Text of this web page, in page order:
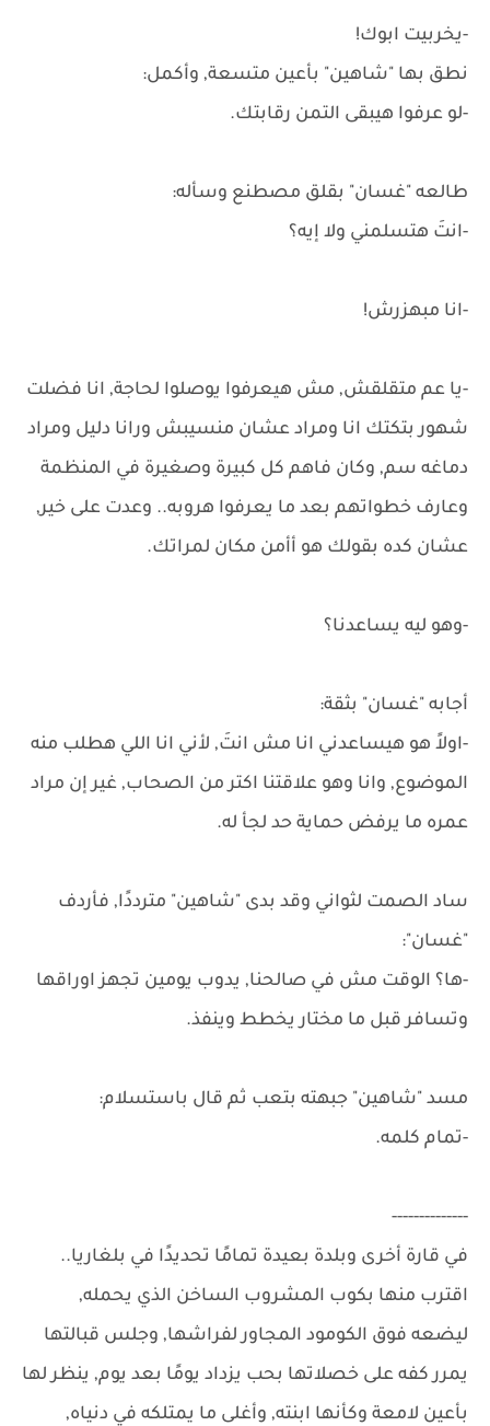
-يخربيت ابوك!
نطق بها "شاهين" بأعين متسعة, وأكمل:
-لو عرفوا هيبقى التمن رقابتك.
طالعه "غسان" بقلق مصطنع وسأله:
-انتَ هتسلمني ولا إيه؟
-انا مبهزرش!
-يا عم متقلقش, مش هيعرفوا يوصلوا لحاجة, انا فضلت
شهور بتكتك انا ومراد عشان منسيبش ورانا دليل ومراد
دماغه سم, وكان فاهم كل كبيرة وصغيرة في المنظمة
وعارف خطواتهم بعد ما يعرفوا هروبه.. وعدت على خير,
عشان كده بقولك هو أأمن مكان لمراتك.
-وهو ليه يساعدنا؟
أجابه "غسان" بثقة:
-اولاً هو هيساعدني انا مش انتَ, لأني انا اللي هطلب منه
الموضوع, وانا وهو علاقتنا اكتر من الصحاب, غير إن مراد
عمره ما يرفض حماية حد لجأ له.
ساد الصمت لثواني وقد بدى "شاهين" مترددًا, فأردف
"غسان":
-ها؟ الوقت مش في صالحنا, يدوب يومين تجهز اوراقها
وتسافر قبل ما مختار يخطط وينفذ.
مسد "شاهين" جبهته بتعب ثم قال باستسلام:
-تمام كلمه.
--------------
في قارة أخرى وبلدة بعيدة تمامًا تحديدًا في بلغاريا..
اقترب منها بكوب المشروب الساخن الذي يحمله,
ليضعه فوق الكومود المجاور لفراشها, وجلس قبالتها
يمرر كفه على خصلاتها بحب يزداد يومًا بعد يوم, ينظر لها
بأعين لامعة وكأنها ابنته, وأغلى ما يمتلكه في دنياه,